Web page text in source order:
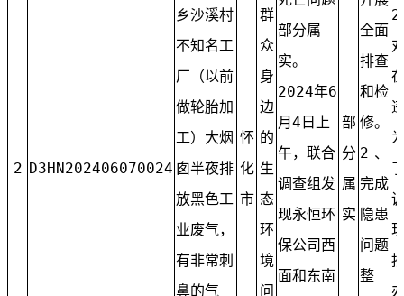
2 D3HN202406070024
乡沙溪村
不知名工
厂（以前
做轮胎加
工）大烟
囱半夜排
放黑色工
业废气，
有非常刺
鼻的气
怀
化
市
群
众
身
边
的
生
态
环
境
问
部分属
实。
2024年6
月4日上
午，联合
调查组发
现永恒环
保公司西
面和东南
部
分
属
实
全面
排查
和检
修。
2、
完成
隐患
问题
整